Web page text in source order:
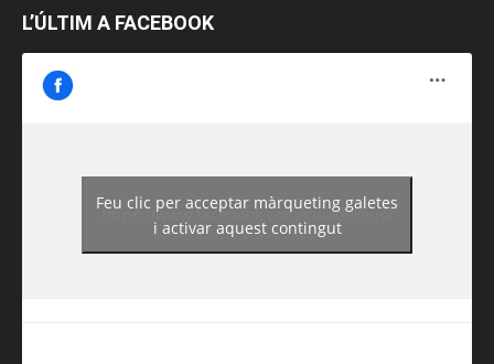
L’ÚLTIM A FACEBOOK
https://www.facebook.com/guiadereus/
Feu clic per acceptar màrqueting galetes
i activar aquest contingut